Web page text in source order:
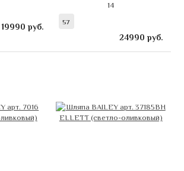
19990 руб.
14
57
24990 руб.